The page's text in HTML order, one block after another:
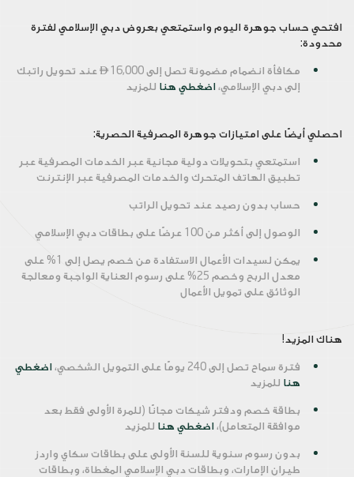
افتحي حساب جوهرة اليوم واستمتعي بعروض دبي الإسلامي لفترة
محدودة:
مكافأة انضمام مضمونة تصل إلى  16,000 عند تحويل راتبك
إلى دبي الإسلامي، اضغطي هنا للمزيد
احصلي أيضًا على امتيازات جوهرة المصرفية الحصرية:
استمتعي بتحويلات دولية مجانية عبر الخدمات المصرفية عبر
تطبيق الهاتف المتحرك والخدمات المصرفية عبر الإنترنت
حساب بدون رصيد عند تحويل الراتب
الوصول إلى أكثر من 100 عرضًا على بطاقات دبي الإسلامي
يمكن لسيدات الأعمال الاستفادة من خصم يصل إلى 1% على
معدل الربح وخصم 25% على رسوم العناية الواجبة ومعالجة
الوثائق على تمويل الأعمال
هناك المزيد!
فترة سماح تصل إلى 240 يومًا على التمويل الشخصي،
اضغطي
هنا للمزيد
بطاقة خصم ودفتر شيكات مجانًا (للمرة الأولى فقط بعد
موافقة المتعامل)، اضغطي هنا للمزيد
بدون رسوم سنوية للسنة الأولى على بطاقات سكاي واردز
طيران الإمارات، وبطاقات دبي الإسلامي المغطاة، وبطاقات